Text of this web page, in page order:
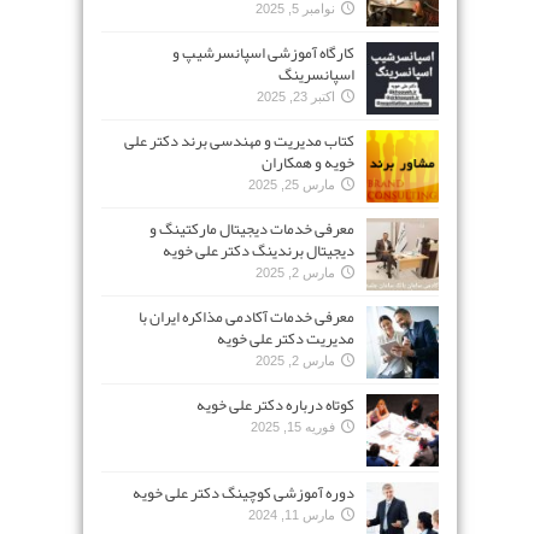
نوامبر 5, 2025
کارگاه آموزشی اسپانسرشیپ و
اسپانسرینگ
اکتبر 23, 2025
کتاب مدیریت و مهندسی برند دکتر علی
خویه و همکاران
مارس 25, 2025
معرفی خدمات دیجیتال مارکتینگ و
دیجیتال برندینگ دکتر علی خویه
مارس 2, 2025
معرفی خدمات آکادمی مذاکره ایران با
مدیریت دکتر علی خویه
مارس 2, 2025
کوتاه درباره دکتر علی خویه
فوریه 15, 2025
دوره آموزشی کوچینگ دکتر علی خویه
مارس 11, 2024